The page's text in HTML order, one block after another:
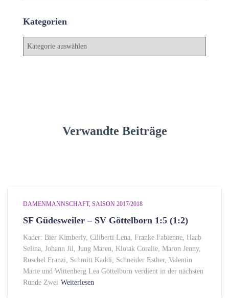
h
Kategorien
K
Verwandte Beiträge
DAMENMANNSCHAFT SAISON 2017/2018
SF Güdesweiler – SV Göttelborn 1:5 (1:2)
Kader: Bier Kimberly, Ciliberti Lena, Franke Fabienne, Haab
Selina, Johann Jil, Jung Maren, Klotak Coralie, Maron Jenny,
Ruschel Franzi, Schmitt Kaddi, Schneider Esther, Valentin
Marie und Wittenberg Lea Göttelborn verdient in der nächsten
Runde Zwei Weiterlesen